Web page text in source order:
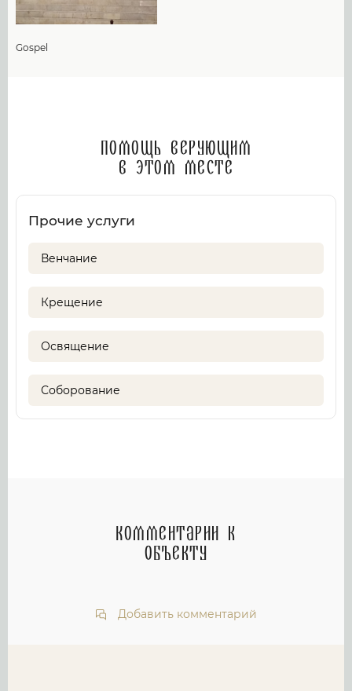
Gospel
Помощь верующим
в этом месте
Прочие услуги
Венчание
Крещение
Освящение
Соборование
Комментарии к
объекту
Добавить комментарий